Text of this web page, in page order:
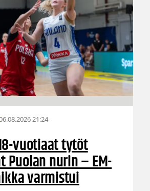
21:24
vuotiaat tytöt
nurin – EM-
varmistui